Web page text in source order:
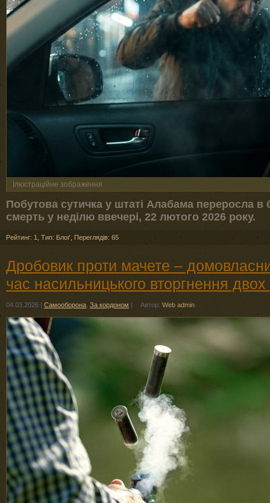
Ілюстраційне зображення
Побутова сутичка у штаті Алабама переросла в
смерть у неділю ввечері, 22 лютого 2026 року.
Рейтинг: 1 Тип: Блоґ Переглядів: 65
Дробовик проти мачете –
час насильницького вторгнення двох
04.03.2026 | Самооборона За кордоном | Автор: Web admin